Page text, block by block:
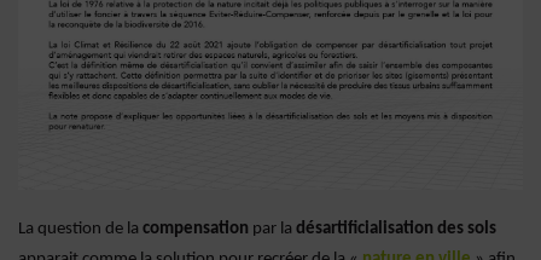
La question de la compensation par la désartificialisation des sols